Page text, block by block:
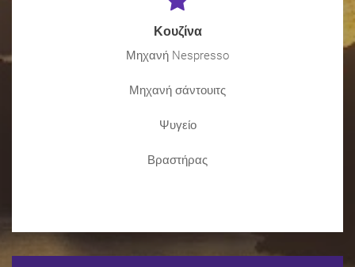
Κουζίνα
Μηχανή Nespresso
Μηχανή σάντουιτς
Ψυγείο
Βραστήρας